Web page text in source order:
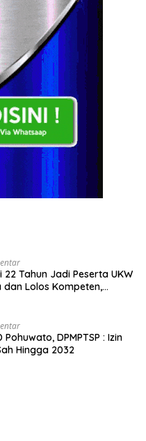
Tahun Jadi Peserta UKW
Lolos Kompeten,
Pohuwato, DPMPTSP : Izin
Hingga 2032